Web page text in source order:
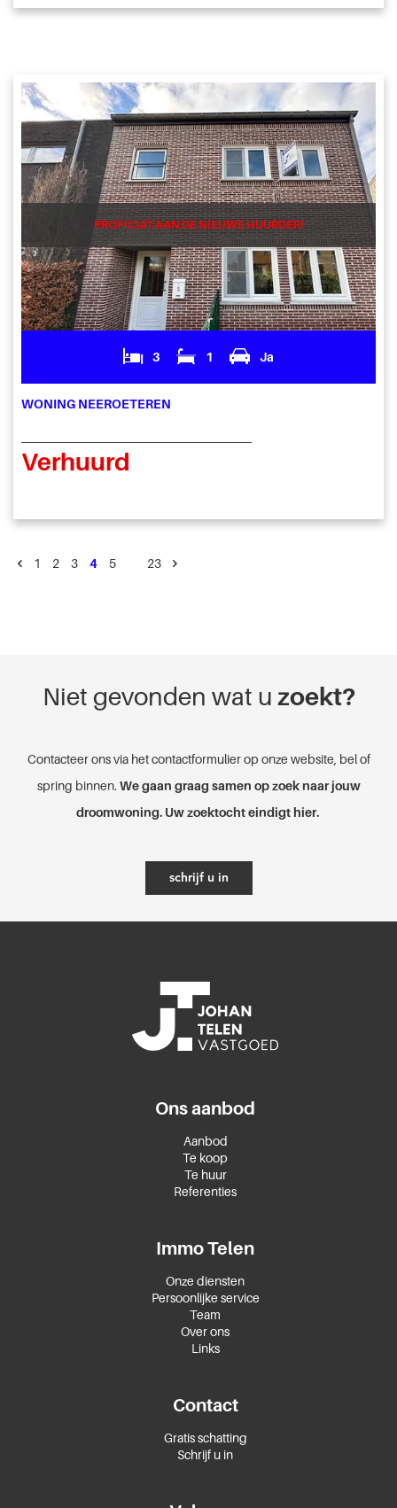
PROFICIAT AAN DE NIEUWE HUURDER!
3 1 Ja
WONING NEEROETEREN
Verhuurd
1 2 3 4 5 23
Niet gevonden wat u zoekt?
Contacteer ons via het contactformulier op onze website, bel of
spring binnen. We gaan graag samen op zoek naar jouw
droomwoning. Uw zoektocht eindigt hier.
schrijf u in
Ons aanbod
Aanbod
Te koop
Te huur
Referenties
Immo Telen
Onze diensten
Persoonlijke service
Team
Over ons
Links
Contact
Gratis schatting
Schrijf u in